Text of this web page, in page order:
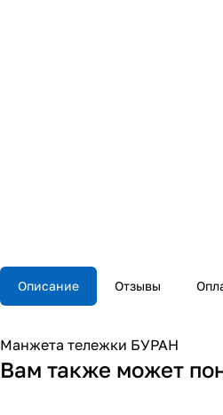
Описание Отзывы
Манжета тележки БУРАН
Вам также может